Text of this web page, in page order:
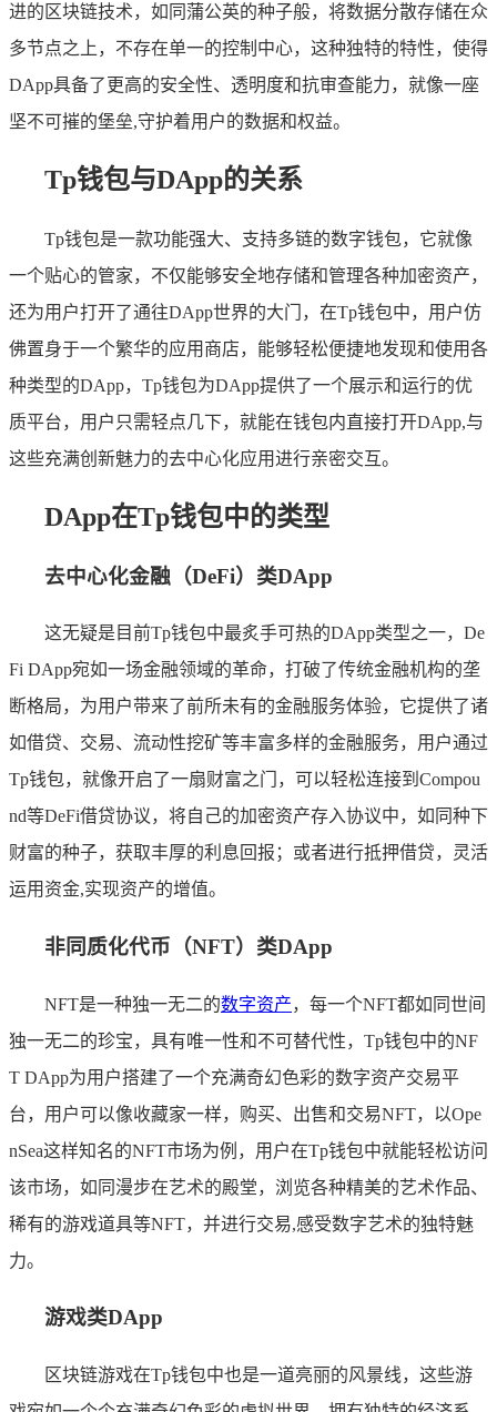
进的区块链技术，如同蒲公英的种子般，将数据分散存储在众
多节点之上，不存在单一的控制中心，这种独特的特性，使得
DApp具备了更高的安全性、透明度和抗审查能力，就像一座
坚不可摧的堡垒,守护着用户的数据和权益。
Tp钱包与DApp的关系
Tp钱包是一款功能强大、支持多链的数字钱包，它就像
一个贴心的管家，不仅能够安全地存储和管理各种加密资产，
还为用户打开了通往DApp世界的大门，在Tp钱包中，用户仿
佛置身于一个繁华的应用商店，能够轻松便捷地发现和使用各
种类型的DApp，Tp钱包为DApp提供了一个展示和运行的优
质平台，用户只需轻点几下，就能在钱包内直接打开DApp,与
这些充满创新魅力的去中心化应用进行亲密交互。
DApp在Tp钱包中的类型
去中心化金融（DeFi）类DApp
这无疑是目前Tp钱包中最炙手可热的DApp类型之一，De
Fi DApp宛如一场金融领域的革命，打破了传统金融机构的垄
断格局，为用户带来了前所未有的金融服务体验，它提供了诸
如借贷、交易、流动性挖矿等丰富多样的金融服务，用户通过
Tp钱包，就像开启了一扇财富之门，可以轻松连接到Compou
nd等DeFi借贷协议，将自己的加密资产存入协议中，如同种下
财富的种子，获取丰厚的利息回报；或者进行抵押借贷，灵活
运用资金,实现资产的增值。
非同质化代币（NFT）类DApp
NFT是一种独一无二的数字资产，每一个NFT都如同世间
独一无二的珍宝，具有唯一性和不可替代性，Tp钱包中的NF
T DApp为用户搭建了一个充满奇幻色彩的数字资产交易平
台，用户可以像收藏家一样，购买、出售和交易NFT，以Ope
nSea这样知名的NFT市场为例，用户在Tp钱包中就能轻松访问
该市场，如同漫步在艺术的殿堂，浏览各种精美的艺术作品、
稀有的游戏道具等NFT，并进行交易,感受数字艺术的独特魅
力。
游戏类DApp
区块链游戏在Tp钱包中也是一道亮丽的风景线，这些游